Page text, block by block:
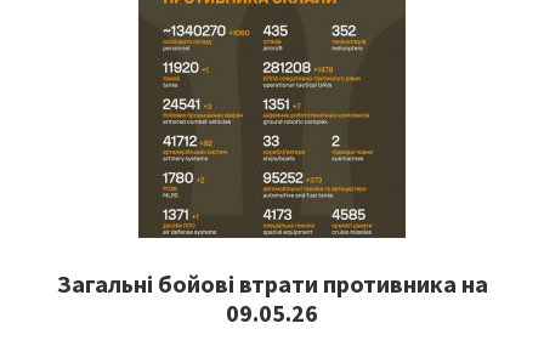
Загальні бойові втрати противника на
09.05.26